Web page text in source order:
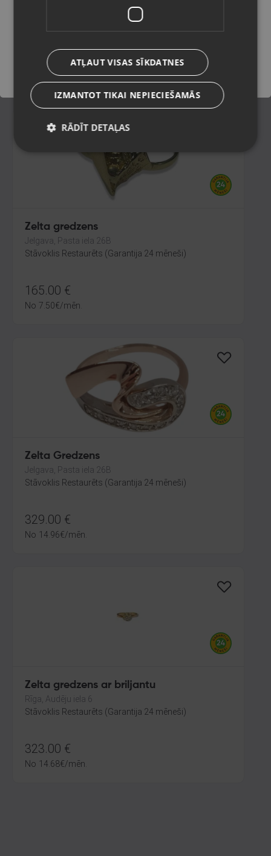
Stāvoklis Restaurēts (Garantija 24 mēneši)
376.00 €
17.09€/mēn.
Zelta gredzens
Jelgava, Pasta iela 26B
Stāvoklis Restaurēts (Garantija 24 mēneši)
165.00 €
No 7.50€/mēn.
Zelta Gredzens
Jelgava, Pasta iela 26B
Stāvoklis Restaurēts (Garantija 24 mēneši)
329.00 €
No 14.96€/mēn.
Zelta gredzens ar briljantu
Rīga, Audēju iela 6
Stāvoklis Restaurēts (Garantija 24 mēneši)
323.00 €
No 14.68€/mēn.
Saglabāt
ATĻAUT VISAS SĪKDATNES
IZMANTOT TIKAI NEPIECIEŠAMĀS
RĀDĪT DETAĻAS